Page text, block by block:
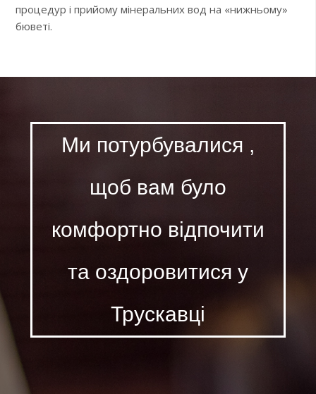
процедур і прийому мінеральних вод на «нижньому»
бюветі.
Ми потурбувалися ,
щоб вам було
комфортно відпочити
та оздоровитися у
Трускавці